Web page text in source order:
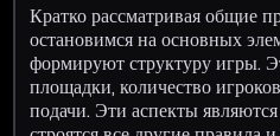
Кратко рассматривая общие
остановимся на основных
формируют структуру игры.
площадки, количество
подачи. Эти аспекты